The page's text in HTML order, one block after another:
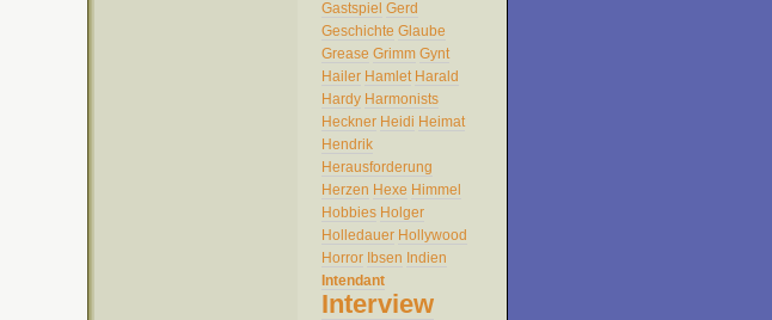
Gastspiel Gerd
Geschichte Glaube
Grease Grimm Gynt
Hailer Hamlet Harald
Hardy Harmonists
Heckner Heidi Heimat
Hendrik
Herausforderung
Herzen Hexe Himmel
Hobbies Holger
Holledauer Hollywood
Horror Ibsen Indien
Intendant
Interview